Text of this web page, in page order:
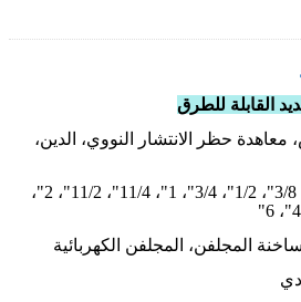
القابلة للطرق
معاهدة حظر الانتشار النووي، الدين،
1/8"، 1/4"، 3/8"، 1/2"، 3/4"، 1"، 11/4"، 11/2"، 2"،